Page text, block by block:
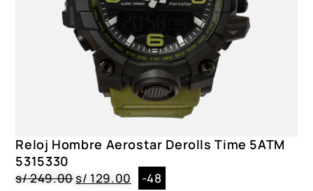
Reloj Hombre Aerostar Derolls Time 5ATM
5315330
s/249.00s/ 129.00 -48